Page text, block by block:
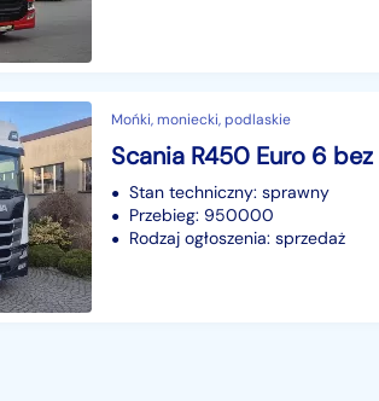
Mońki, moniecki, podlaskie
Scania R450 Euro 6
Stan techniczny: sprawny
Przebieg: 950000
Rodzaj ogłoszenia: sprzedaż